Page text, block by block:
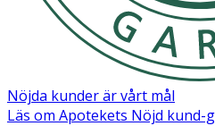
Nöjda kunder är vårt mål
Läs om Apotekets Nöjd kund-